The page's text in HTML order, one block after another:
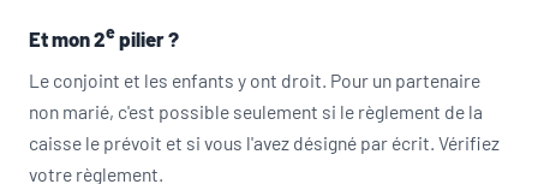
Et mon 2epilier ?
Le conjoint et les enfants y ont droit. Pour un partenaire
non marié, c'est possible seulement si le règlement de la
caisse le prévoit et si vous l'avez désigné par écrit. Vérifiez
votre règlement.